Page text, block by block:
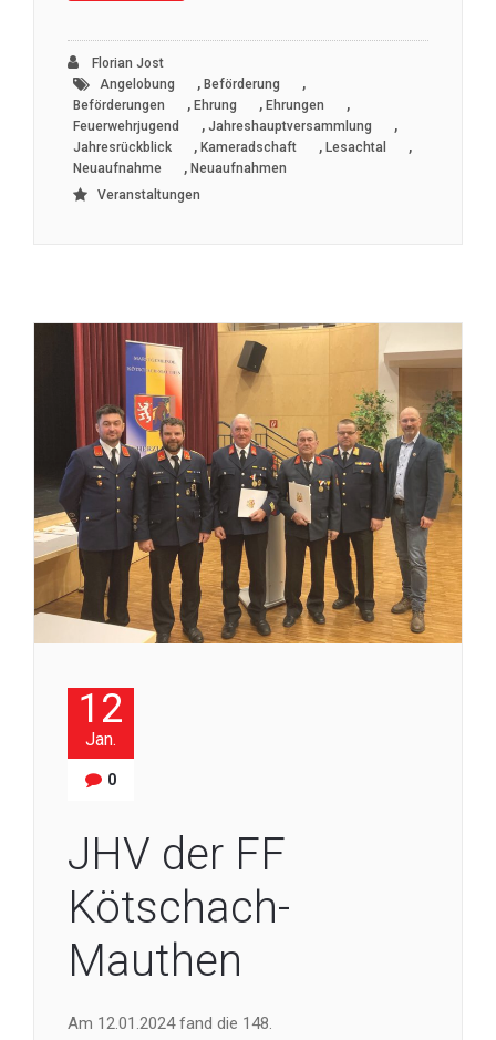
Florian Jost
Angelobung
, Beförderung ,
Beförderungen , Ehrung , Ehrungen ,
Feuerwehrjugend , Jahreshauptversammlung ,
Jahresrückblick , Kameradschaft , Lesachtal ,
Neuaufnahme , Neuaufnahmen
Veranstaltungen
12
Jan.
0
JHV der FF
Kötschach-
Mauthen
Am 12.01.2024 fand die 148.